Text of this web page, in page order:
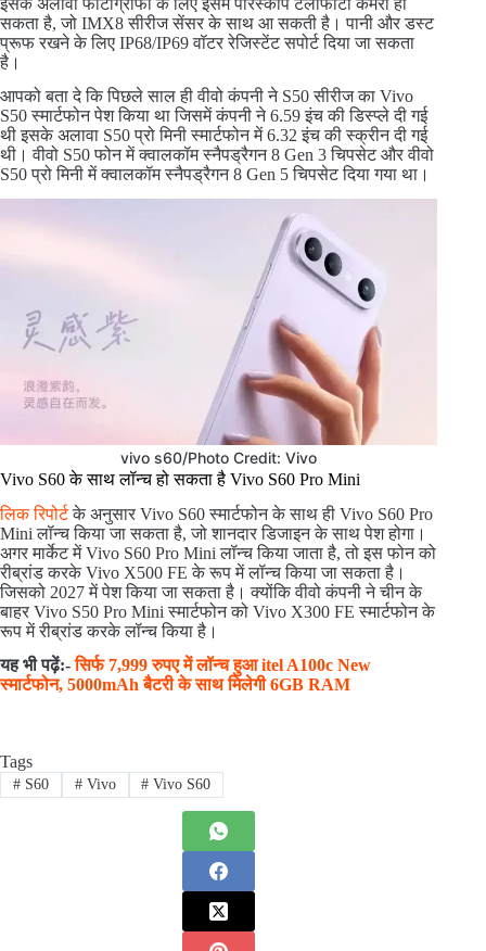
इसके अलावा फोटोग्राफी के लिए इसमें पेरिस्कोप टेलीफोटो कैमरा हो
सकता है, जो IMX8 सीरीज सेंसर के साथ आ सकती है। पानी और डस्ट
प्रूफ रखने के लिए IP68/IP69 वॉटर रेजिस्टेंट सपोर्ट दिया जा सकता
है।
आपको बता दे कि पिछले साल ही वीवो कंपनी ने S50 सीरीज का Vivo
S50 स्मार्टफोन पेश किया था जिसमें कंपनी ने 6.59 इंच की डिस्प्ले दी गई
थी इसके अलावा S50 प्रो मिनी स्मार्टफोन में 6.32 इंच की स्क्रीन दी गई
थी। वीवो S50 फोन में क्वालकॉम स्नैपड्रैगन 8 Gen 3 चिपसेट और वीवो
S50 प्रो मिनी में क्वालकॉम स्नैपड्रैगन 8 Gen 5 चिपसेट दिया गया था।
vivo s60/Photo Credit: Vivo
Vivo S60 के साथ लॉन्च हो सकता है Vivo S60 Pro Mini
लिक रिपोर्टके अनुसार Vivo S60 स्मार्टफोन के साथ ही Vivo S60 Pro
Mini लॉन्च किया जा सकता है, जो शानदार डिजाइन के साथ पेश होगा।
अगर मार्केट में Vivo S60 Pro Mini लॉन्च किया जाता है, तो इस फोन को
रीब्रांड करके Vivo X500 FE के रूप में लॉन्च किया जा सकता है।
जिसको 2027 में पेश किया जा सकता है। क्योंकि वीवो कंपनी ने चीन के
बाहर Vivo S50 Pro Mini स्मार्टफोन को Vivo X300 FE स्मार्टफोन के
रूप में रीब्रांड करके लॉन्च किया है।
यह भी पढ़ें:- सिर्फ 7,999 रुपए में लॉन्च हुआ itel A100c New
स्मार्टफोन, 5000mAh बैटरी के साथ मिलेगी 6GB RAM
Tags
#S60 #Vivo # Vivo S60